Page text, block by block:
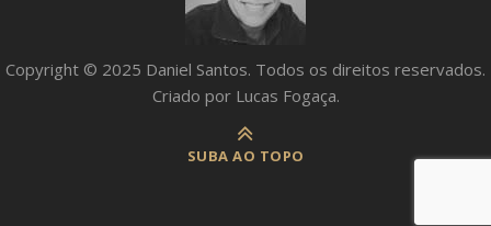
Copyright © 2025 Daniel Santos. Todos os direitos reservados.
Criado por Lucas Fogaça.
SUBA AO TOPO